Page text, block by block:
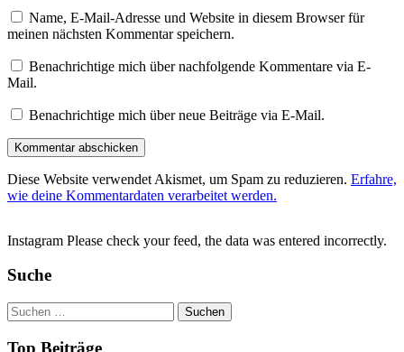
Name, E-Mail-Adresse und Website in diesem Browser für
meinen nächsten Kommentar speichern.
Benachrichtige mich über nachfolgende Kommentare via E-
Mail.
Benachrichtige mich über neue Beiträge via E-Mail.
Diese Website verwendet Akismet, um Spam zu reduzieren. Erfahre,
wie deine Kommentardaten verarbeitet werden.
Instagram Please check your feed, the data was entered incorrectly.
Suche
Suchen
nach:
Top Beiträge